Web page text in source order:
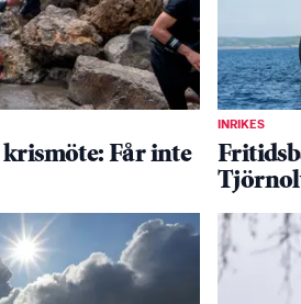
krismöte: Får inte
INRIKES